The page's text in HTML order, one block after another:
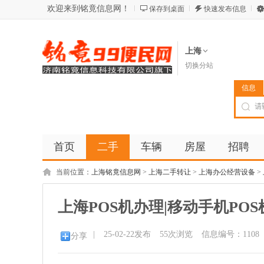
欢迎来到铭竟信息网！ 保存到桌面 快速发布信息
上海
切换分站
信息
首页 二手 车辆 房屋 招聘
当前位置： 上海铭竟信息网 > 上海二手转让 > 上海办公经营设备 >
上海POS机办理|移动手机
分享 25-02-22发布 55次浏览 信息编号：1108